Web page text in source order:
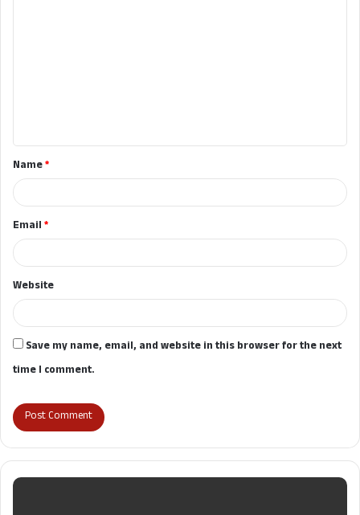
t
*Name*
Email*
Website
Save my name, email, and website in this browser for the next
time I comment.